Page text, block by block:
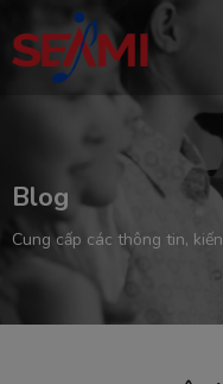
Blog
Cung cấp các thông tin,